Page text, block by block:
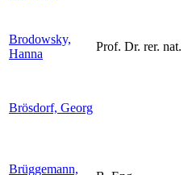
Brodowsky,
Hanna
Prof. Dr. rer. nat.
Brösdorf, Georg
Brüggemann,